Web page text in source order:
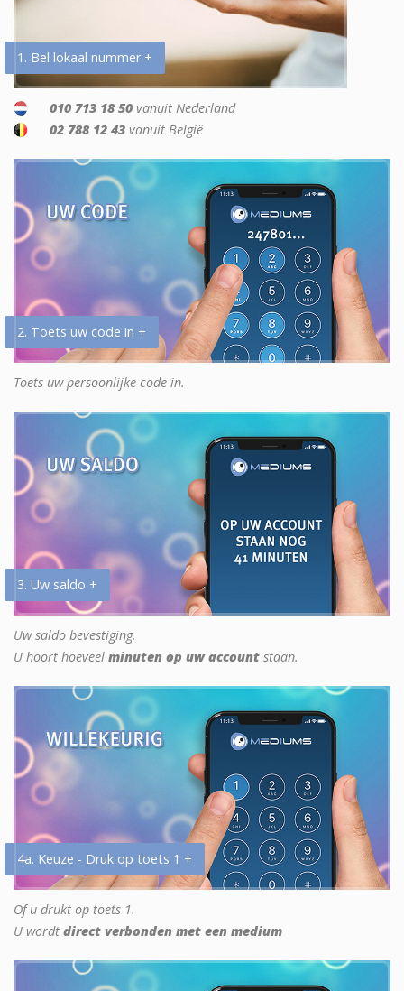
1. Bel lokaal nummer +
010 713 18 50 vanuit Nederland
02 788 12 43 vanuit België
2. Toets uw code in +
Toets uw persoonlijke code in.
3. Uw saldo +
Uw saldo bevestiging.
U hoort hoeveel minuten op uw account staan.
4a. Keuze - Druk op toets 1 +
Of u drukt op toets 1.
U wordt direct verbonden met een medium